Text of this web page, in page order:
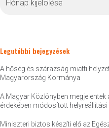
Legutóbbi bejegyzések
A hőség és szárazság miatti
Magyarország Kormánya
A Magyar Közlönyben
érdekében módosított helyreállítási
Miniszteri biztos készíti elő az